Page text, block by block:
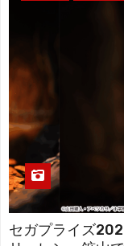
セガプライズ